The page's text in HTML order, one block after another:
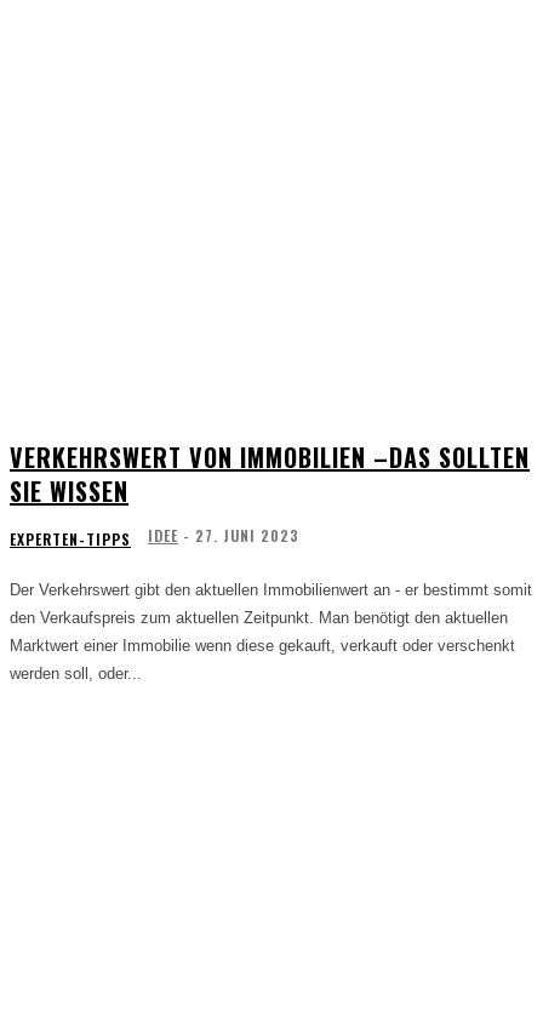
VERKEHRSWERT VON IMMOBILIEN –DAS SOLLTEN
SIE WISSEN
EXPERTEN-TIPPS IDEE - 27. JUNI 2023
Der Verkehrswert gibt den aktuellen Immobilienwert an - er bestimmt somit
den Verkaufspreis zum aktuellen Zeitpunkt. Man benötigt den aktuellen
Marktwert einer Immobilie wenn diese gekauft, verkauft oder verschenkt
werden soll, oder...